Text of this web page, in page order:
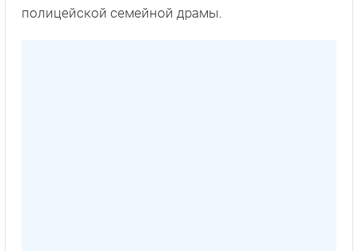
полицейской семейной драмы.